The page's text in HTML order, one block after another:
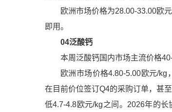
欧洲市场价格为28.00-33.00欧
即用。
04泛酸钙
本周 泛酸钙国内市场主流价格
欧洲市场价格4.80-5.00欧元/
在目前价位签订Q4的采购订单，甚
低4.7-4.8欧元/kg之间。2026年的